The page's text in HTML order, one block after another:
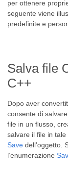
per ottenere
seguente viene
predefinite e
Salva file
C++
Dopo aver
consente di
file in un flusso,
salvare il file in
Save dell’oggetto.
l’enumerazione